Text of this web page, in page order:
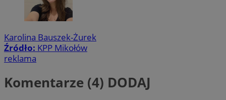
Karolina Bauszek-Żurek
Źródło: KPP Mikołów
reklama
Komentarze (4) DODAJ